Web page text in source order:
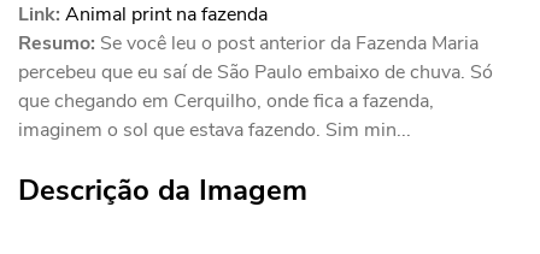
Link: Animal print na fazenda
Resumo: Se você leu o post anterior da Fazenda Maria
percebeu que eu saí de São Paulo embaixo de chuva. Só
que chegando em Cerquilho, onde fica a fazenda,
imaginem o sol que estava fazendo. Sim min...
Descrição da Imagem